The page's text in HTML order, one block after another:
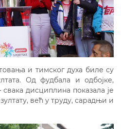
и тимског духа биле су
Од фудбала и одбојке,
дисциплина показала је
већ у труду, сарадњи и